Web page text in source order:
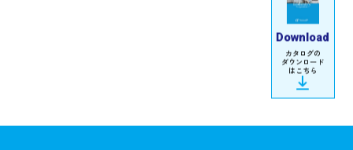
Download
カタログの
ダウンロード
はこちら